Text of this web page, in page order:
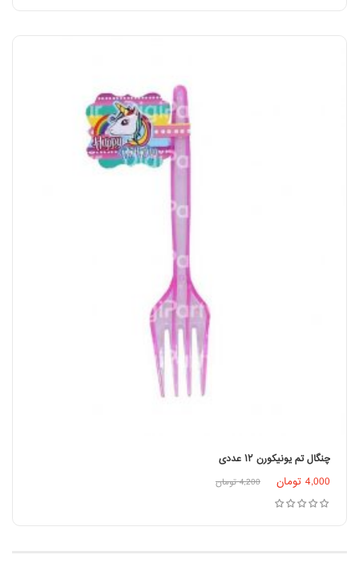
چنگال تم یونیکورن ۱۲ عددی
4,000 تومان 4,200 تومان